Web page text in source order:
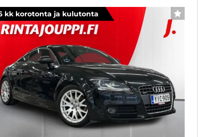
kk korotonta ja kulutonta SUOSIKKI